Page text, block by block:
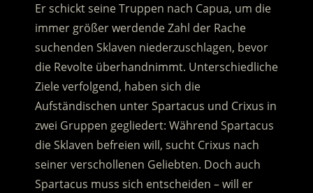
Er schickt seine Truppen nach Capua, um die
immer größer werdende Zahl der Rache
suchenden Sklaven niederzuschlagen, bevor
die Revolte überhandnimmt. Unterschiedliche
Ziele verfolgend, haben sich die
Aufständischen unter Spartacus und Crixus in
zwei Gruppen gegliedert: Während Spartacus
die Sklaven befreien will, sucht Crixus nach
seiner verschollenen Geliebten. Doch auch
Spartacus muss sich entscheiden – will er